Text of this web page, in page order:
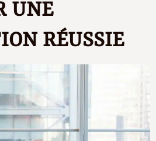
UNE
RÉUSSIE